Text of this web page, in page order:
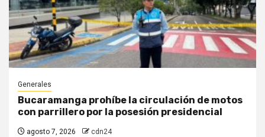
Generales
Bucaramanga prohíbe la circulación de motos
con parrillero por la posesión presidencial
agosto 7, 2026 cdn24